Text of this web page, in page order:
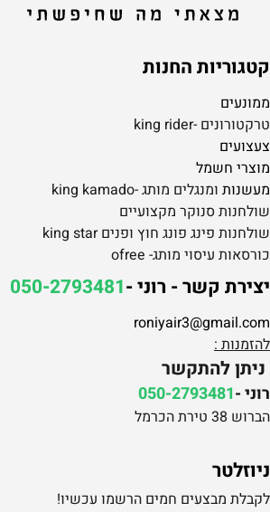
קטגוריות החנות
ממונעים
טרקטורונים -king rider
צעצועים
מוצרי חשמל
מעשנות ומנגלים מותג -king kamado
שולחנות סנוקר מקצועיים
שולחנות פינג פונג חוץ ופנים king star
כורסאות עיסוי מותג- ofree
יצירת קשר - רוני -050-2793481
roniyair3@gmail.com
להזמנות :
ניתן להתקשר
רוני -050-2793481
הברוש 38 טירת הכרמל
ניוזלטר
לקבלת מבצעים חמים הרשמו עכשיו!